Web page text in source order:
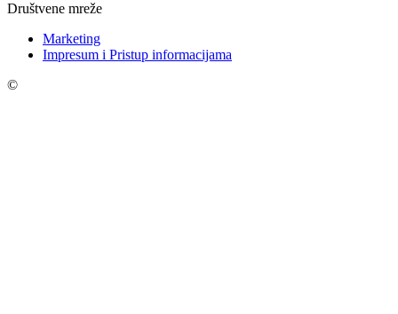
Društvene mreže
Marketing
Impresum i Pristup informacijama
©